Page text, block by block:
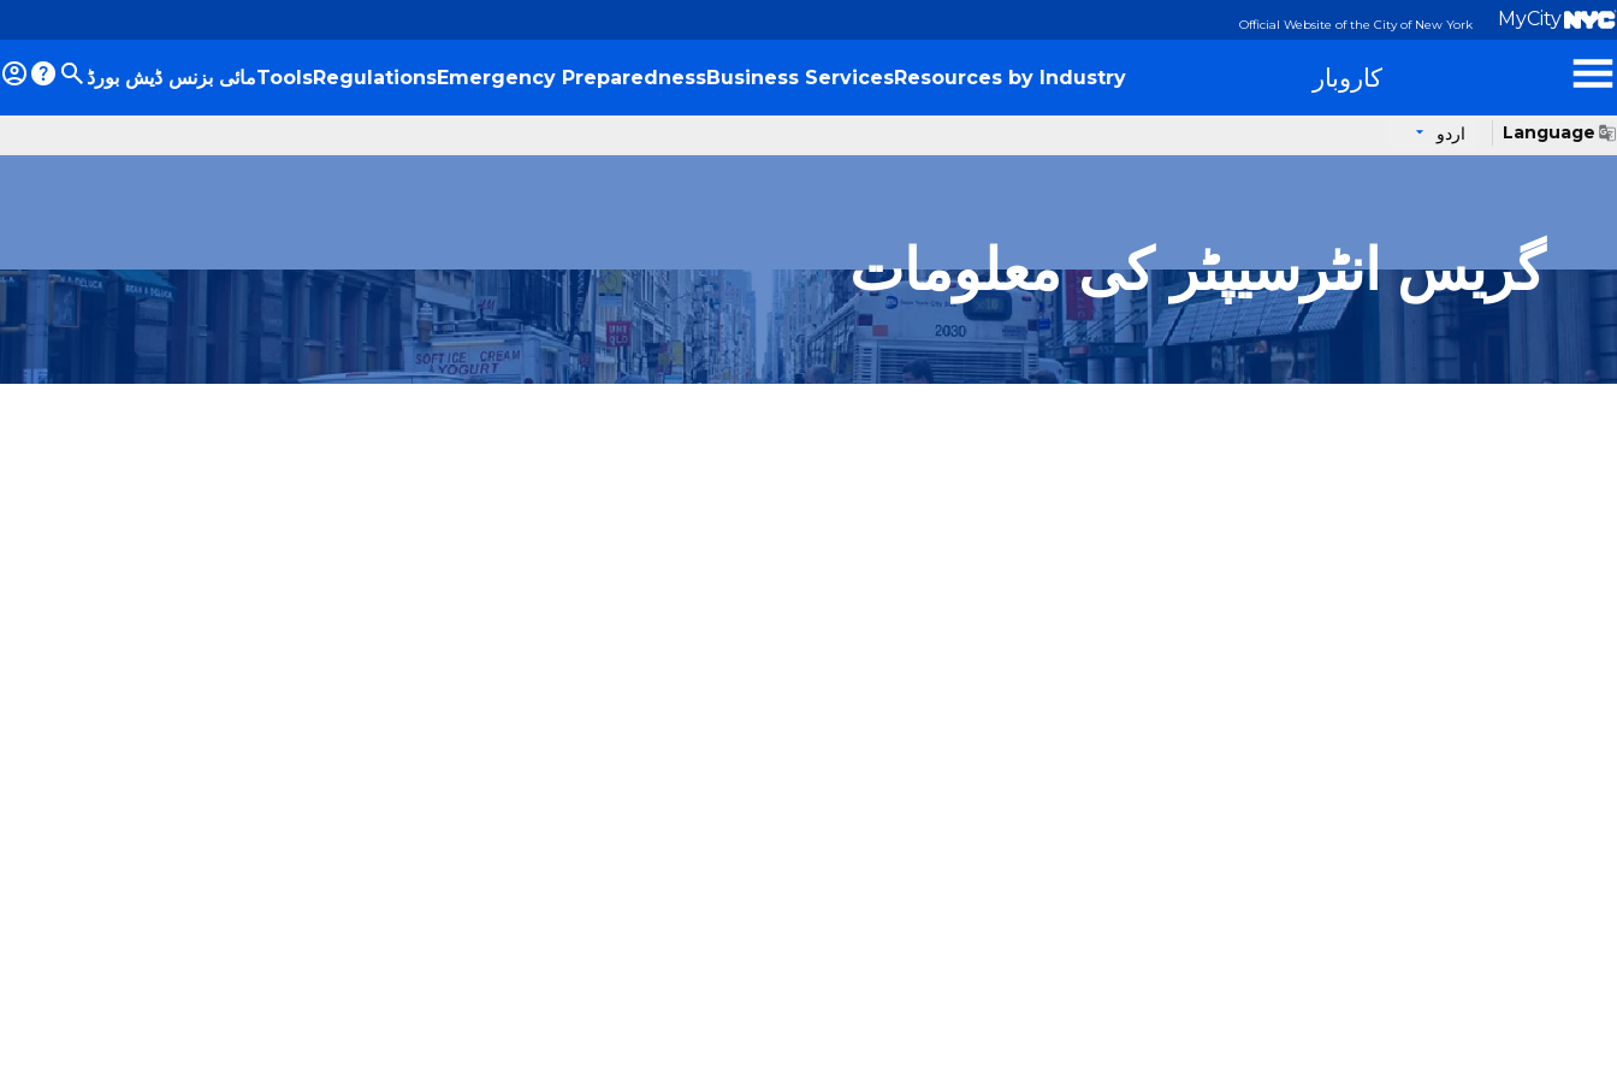
MyCity
کاروبار Resources by Industry
Business Services
Emergency Preparedness
Regulations
Toolsمائی بزنس ڈیش بورڈ
Language اردو
گریس انٹرسیپٹر کی معلومات